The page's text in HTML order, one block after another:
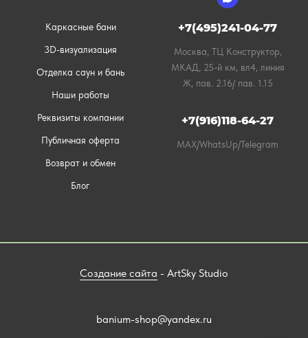
Каркасные бани
3D-визуализация
Отделка саун и бань
Наши работы
Реквизиты компании
Публичная оферта
Возврат и обмен
Блог
+7(495)241-04-77
Москва, ТЦ Конструктор,
МКАД, 25-й км, вл4, линия
Ж, пав. 2.16/ пав. 1.15
+7(916)118-64-27
MAX/WhatsUp/Telegram
Создание сайта - ArtSky Studio
banium-shop@yandex.ru